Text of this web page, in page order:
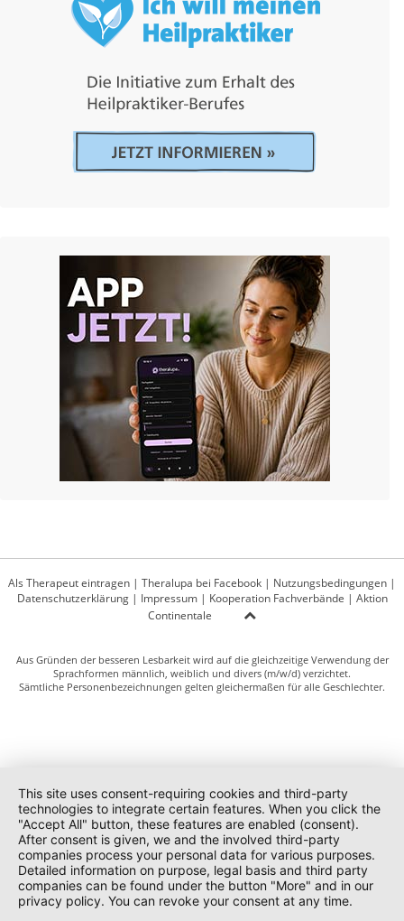
Als Therapeut eintragen | Theralupa bei Facebook | Nutzungsbedingungen |
Datenschutzerklärung| Impressum| Kooperation Fachverbände | Aktion
Continentale
Aus Gründen der besseren Lesbarkeit wird auf die gleichzeitige Verwendung der
Sprachformen männlich, weiblich und divers (m/w/d) verzichtet.
Sämtliche Personenbezeichnungen gelten gleichermaßen für alle Geschlechter.
This site uses consent-requiring cookies and third-party
technologies to integrate certain features. When you click the
"Accept All" button, these features are enabled (consent).
After consent is given, we and the involved third-party
companies process your personal data for various purposes.
Detailed information on purpose, legal basis and third party
companies can be found under the button "More" and in our
privacy policy. You can revoke your consent at any time.